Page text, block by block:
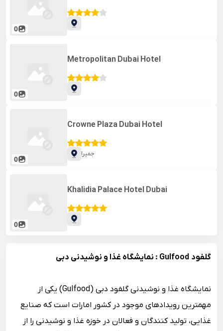
0
0
Metropolitan Dubai Hotel
0
Crowne Plaza Dubai Hotel
جمیرا
0
Khalidia Palace Hotel Dubai
گلفود Gulfood : نمایشگاه غذا و نوشیدنی دبی
نمایشگاه غذا و نوشیدنی گلفود دبی (Gulfood) یکی از
مهمترین رویدادهای موجود در کشور امارات است که صنایع
غذایی، تولید کنندگان و فعالان در خوزه غذا و نوشیدنی را از